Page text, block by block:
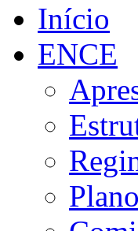
Início
ENCE